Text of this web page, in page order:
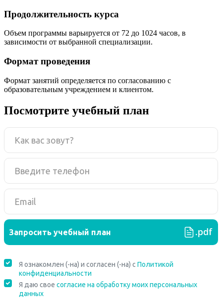
Продолжительность курса
Объем программы варьируется от 72 до 1024 часов, в
зависимости от выбранной специализации.
Формат проведения
Формат занятий определяется по согласованию с
образовательным учреждением и клиентом.
Посмотрите учебный план